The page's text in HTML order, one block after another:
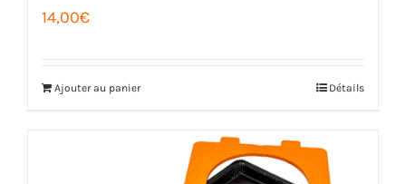
14,00€
Ajouter au panier Détails